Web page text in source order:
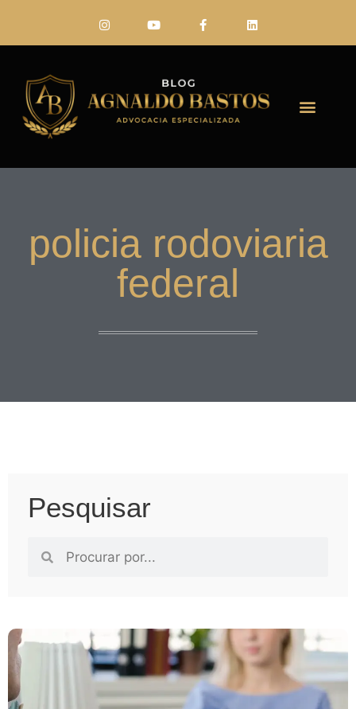
policia rodoviaria
federal
Pesquisar